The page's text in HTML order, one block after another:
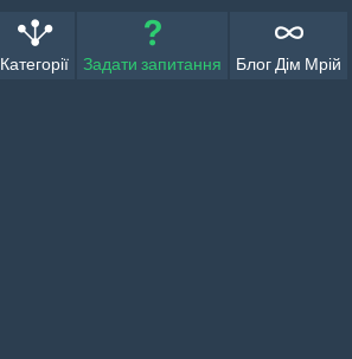
Категорії Задати запитання Блог Дім Мрій